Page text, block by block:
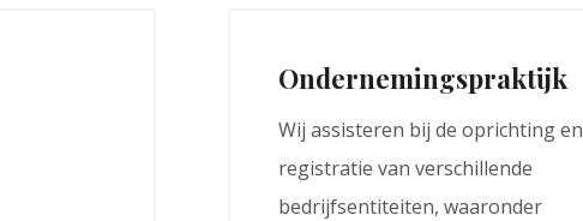
Ondernemingspraktijk
Wij assisteren bij de oprichting en
registratie van verschillende
bedrijfsentiteiten, waaronder